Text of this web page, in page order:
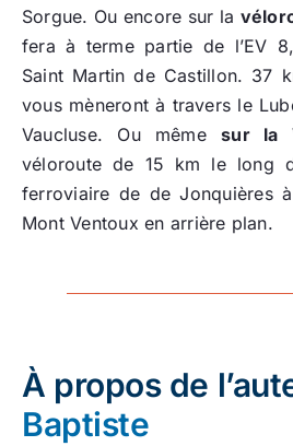
Sorgue. Ou encore sur la
fera à terme partie de l’EV
Saint Martin de Castillon. 37
vous mèneront à travers le
Vaucluse. Ou mêmesur la
véloroute de 15 km le long
ferroviaire de de Jonquières
Mont Ventoux en arrière plan.
À propos de
Baptiste